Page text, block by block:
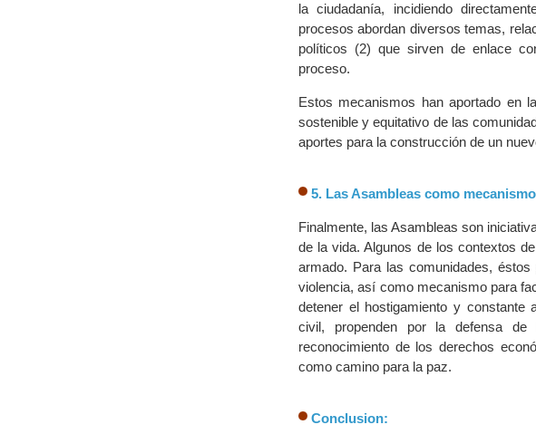
la ciudadanía, incidiendo
procesos abordan diversos temas,
políticos (2) que sirven de enlace
proceso.
Estos mecanismos han aportado en
sostenible y equitativo de las
aportes para la construcción de un
5. Las Asambleas como
Finalmente, las Asambleas son
de la vida. Algunos de los contextos
armado. Para las comunidades,
violencia, así como mecanismo para
detener el hostigamiento y
civil, propenden por la defensa
reconocimiento de los derechos
como camino para la paz.
Conclusion: